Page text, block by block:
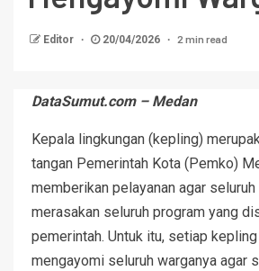
Editor 20/04/2026 2 min read
DataSumut.com – Medan
Kepala lingkungan (kepling)
tangan Pemerintah Kota (Pemko)
memberikan pelayanan agar
merasakan seluruh program yang
pemerintah. Untuk itu, setiap
mengayomi seluruh warganya agar